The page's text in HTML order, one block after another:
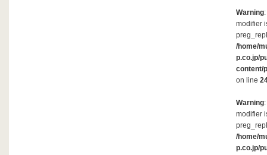
Warning
modifier
/home/
p.co.jp/
content/
on line
Warning
modifier
/home/
p.co.jp/